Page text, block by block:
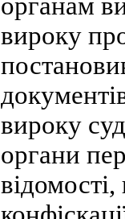
вироку
вироку
органи